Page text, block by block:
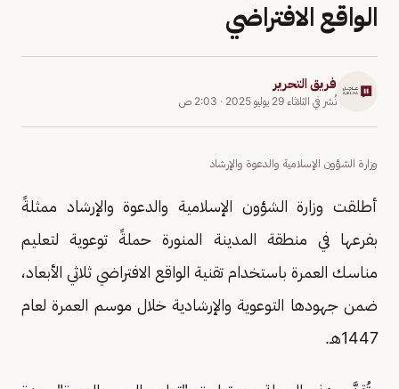
الواقع الافتراضي
فريق التحرير
نُشر في الثلاثاء 29 يوليو 2025 · 2:03 ص
وزارة الشؤون الإسلامية والدعوة والإرشاد
أطلقت وزارة الشؤون الإسلامية والدعوة والإرشاد ممثلةً
بفرعها في منطقة المدينة المنورة حملةً توعوية لتعليم
مناسك العمرة باستخدام تقنية الواقع الافتراضي ثلاثي الأبعاد،
ضمن جهودها التوعوية والإرشادية خلال موسم العمرة لعام
1447هـ.